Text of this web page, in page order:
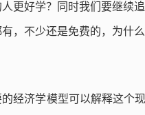
更好学？同时我们要继续
，不少还是免费的，为什
经济学模型可以解释这个